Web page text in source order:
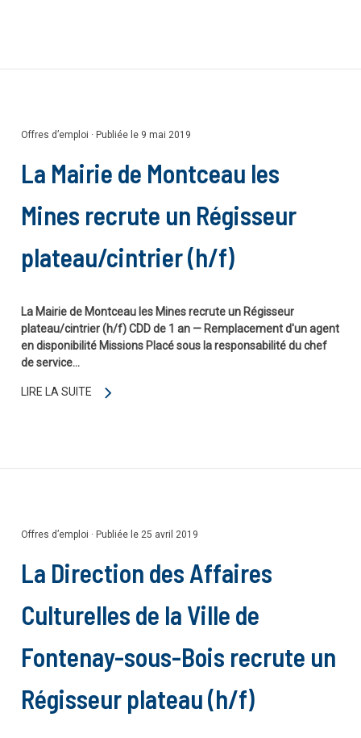
Offres d’emploi · Publiée le 9 mai 2019
La Mairie de Montceau les
Mines recrute un Régisseur
plateau/cintrier (h/f)
La Mairie de Montceau les Mines recrute un Régisseur
plateau/cintrier (h/f) CDD de 1 an — Remplacement d'un agent
en disponibilité Missions Placé sous la responsabilité du chef
de service…
LIRE LA SUITE
Offres d’emploi · Publiée le 25 avril 2019
La Direction des Affaires
Culturelles de la Ville de
Fontenay-sous-Bois recrute un
Régisseur plateau (h/f)